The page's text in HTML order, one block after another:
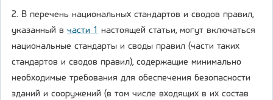
2. В перечень национальных стандартов и сводов правил,
указанный в части 1 настоящей статьи, могут включаться
национальные стандарты и своды правил (части таких
стандартов и сводов правил), содержащие минимально
необходимые требования для обеспечения безопасности
зданий и сооружений (в том числе входящих в их состав